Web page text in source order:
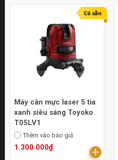
Có sẵn
Máy cân mực laser 5 tia
xanh siêu sáng Toyoko
T05LV1
Thêm vào báo giá
1.300.000₫